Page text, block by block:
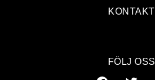
KONTAKT
FÖLJ OSS